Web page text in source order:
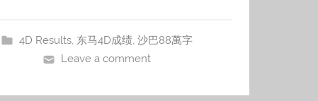
4D Results, 东马4D成绩,沙巴88萬字
Leave a comment